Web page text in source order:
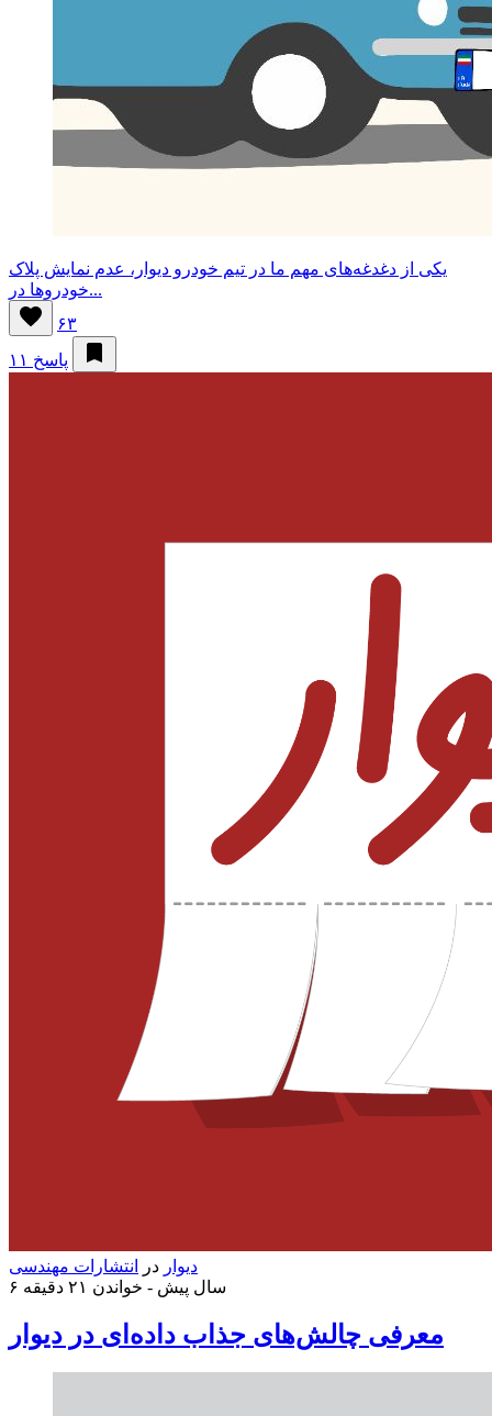
یکی از دغدغه‌های مهم ما در تیم خودرو دیوار، عدم نمایش پلاک
خودروها در...
۶۳
۱۱ پاسخ
دیوار در
انتشارات مهندسی
۶ سال پیش - خواندن ۲۱ دقیقه
معرفی چالش‌های جذاب داده‌ای در دیوار